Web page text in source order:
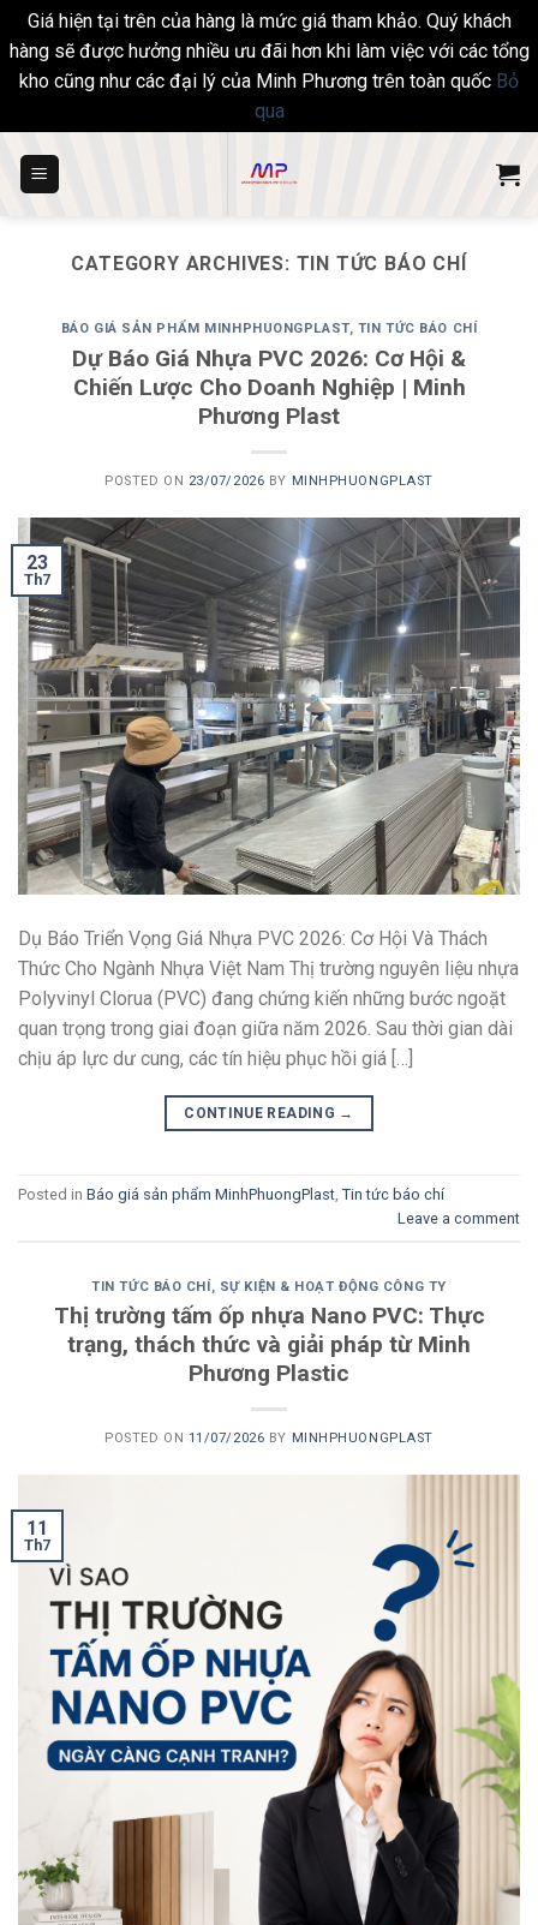
Giá hiện tại trên của hàng là mức giá tham khảo. Quý khách
hàng sẽ được hưởng nhiều ưu đãi hơn khi làm việc với các tổng
kho cũng như các đại lý của Minh Phương trên toàn quốc Bỏ
qua
CATEGORY ARCHIVES: TIN TỨC BÁO CHÍ
BÁO GIÁ SẢN PHẨM MINHPHUONGPLAST, TIN TỨC BÁO CHÍ
Dự Báo Giá Nhựa PVC 2026: Cơ Hội &
Chiến Lược Cho Doanh Nghiệp | Minh
Phương Plast
POSTED ON 23/07/2026 BY MINHPHUONGPLAST
23
Th7
Dụ Báo Triển Vọng Giá Nhựa PVC 2026: Cơ Hội Và Thách
Thức Cho Ngành Nhựa Việt Nam Thị trường nguyên liệu nhựa
Polyvinyl Clorua (PVC) đang chứng kiến những bước ngoặt
quan trọng trong giai đoạn giữa năm 2026. Sau thời gian dài
chịu áp lực dư cung, các tín hiệu phục hồi giá […]
CONTINUE READING →
Posted in Báo giá sản phẩm MinhPhuongPlast Tin tức báo chí
Leave a comment
TIN TỨC BÁO CHÍ SỰ KIỆN & HOẠT ĐỘNG CÔNG TY
Thị trường tấm ốp nhựa Nano PVC: Thực
trạng, thách thức và giải pháp từ Minh
Phương Plastic
POSTED ON 11/07/2026 BY MINHPHUONGPLAST
11
Th7